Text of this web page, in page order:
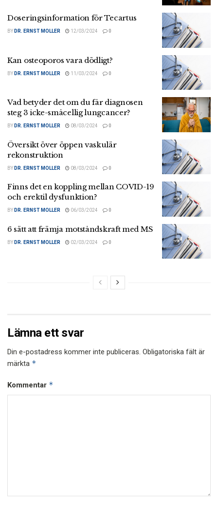
Doseringsinformation för Tecartus
BY DR. ERNST MOLLER 12/03/2024 0
Kan osteoporos vara dödligt?
BY DR. ERNST MOLLER 11/03/2024 0
Vad betyder det om du får diagnosen
steg 3 icke-småcellig lungcancer?
BY DR. ERNST MOLLER 08/03/2024 0
Översikt över öppen vaskulär
rekonstruktion
BY DR. ERNST MOLLER 08/03/2024 0
Finns det en koppling mellan COVID-19
och erektil dysfunktion?
BY DR. ERNST MOLLER 06/03/2024 0
6 sätt att främja motståndskraft med MS
BY DR. ERNST MOLLER 02/03/2024 0
Lämna ett svar
Din e-postadress kommer inte publiceras. Obligatoriska fält är
märkta *
Kommentar *